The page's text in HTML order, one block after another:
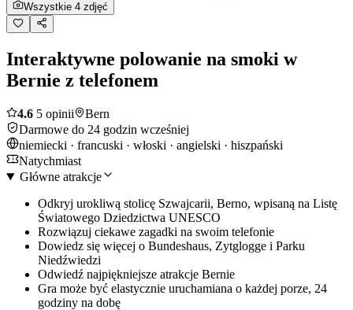
Wszystkie 4 zdjęć
Interaktywne polowanie na smoki w
Bernie z telefonem
4.6 5 opinii
Bern
Darmowe do 24 godzin wcześniej
niemiecki · francuski · włoski · angielski · hiszpański
Natychmiast
Główne atrakcje
Odkryj urokliwą stolicę Szwajcarii, Berno, wpisaną na Listę
Światowego Dziedzictwa UNESCO
Rozwiązuj ciekawe zagadki na swoim telefonie
Dowiedz się więcej o Bundeshaus, Zytglogge i Parku
Niedźwiedzi
Odwiedź najpiękniejsze atrakcje Bernie
Gra może być elastycznie uruchamiana o każdej porze, 24
godziny na dobę